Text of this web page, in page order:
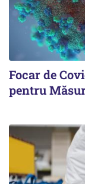
Focar de
pentru